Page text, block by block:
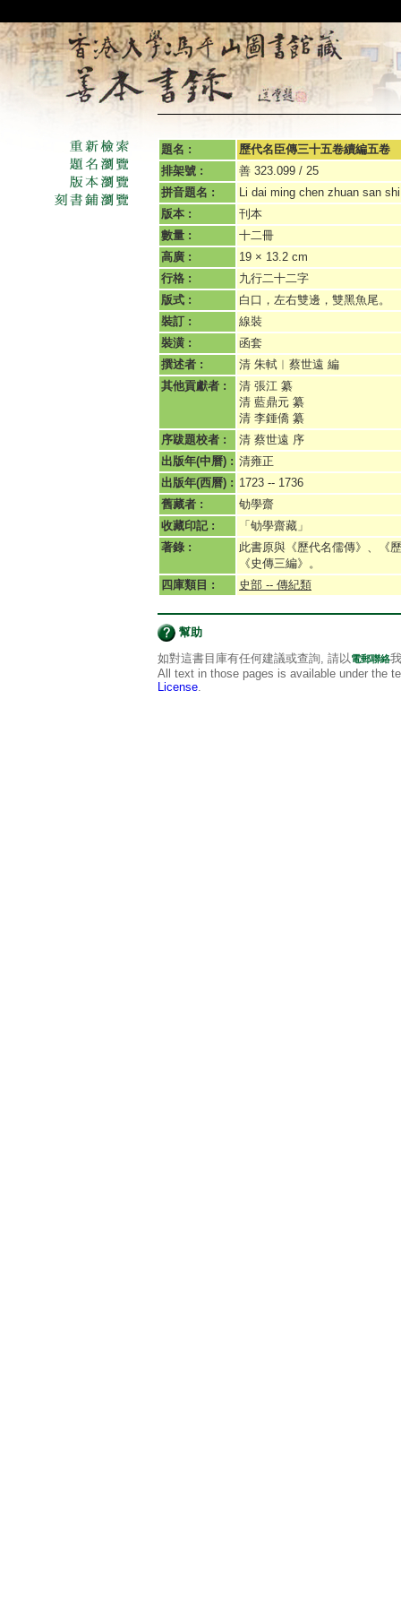
題名 :
歷代名臣傳三十五卷續編五卷
排架號 :
善 323.099 / 25
拼音題名 :
Li dai ming chen zhuan san
版本 :
刊本
數量 :
十二冊
高廣 :
19 × 13.2 cm
行格 :
九行二十二字
版式 :
白口，左右雙邊，雙黑魚尾。
裝訂 :
線裝
裝潢 :
函套
撰述者 :
清 朱軾︱蔡世遠 編
其他貢獻者 :
清 張江 纂
清 藍鼎元 纂
清 李鍾僑 纂
序跋題校者 :
清 蔡世遠 序
出版年(中曆) : 清雍正
出版年(西曆) : 1723 -- 1736
舊藏者 :
劬學齋
收藏印記 :
「劬學齋藏」
著錄 :
此書原與《歷代名儒傳》、《
《史傳三編》。
四庫類目 :
史部 -- 傳紀類
幫助
如對這書目庫有任何建議或查詢, 請以電郵聯絡
All text in those pages is available under the
License.